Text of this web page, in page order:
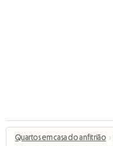
Quartos em casa do anfitrião ›